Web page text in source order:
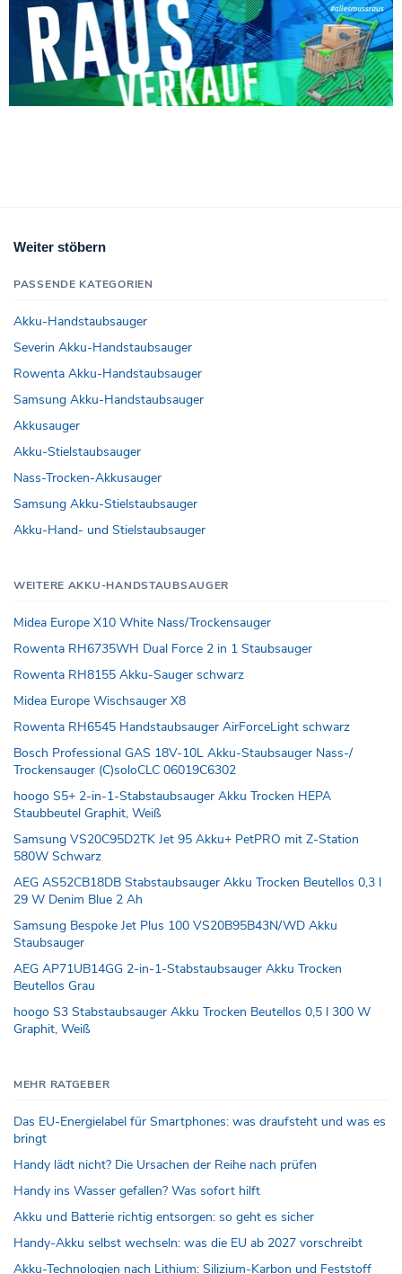
Weiter stöbern
PASSENDE KATEGORIEN
Akku-Handstaubsauger
Severin Akku-Handstaubsauger
Rowenta Akku-Handstaubsauger
Samsung Akku-Handstaubsauger
Akkusauger
Akku-Stielstaubsauger
Nass-Trocken-Akkusauger
Samsung Akku-Stielstaubsauger
Akku-Hand- und Stielstaubsauger
WEITERE AKKU-HANDSTAUBSAUGER
Midea Europe X10 White Nass/Trockensauger
Rowenta RH6735WH Dual Force 2 in 1 Staubsauger
Rowenta RH8155 Akku-Sauger schwarz
Midea Europe Wischsauger X8
Rowenta RH6545 Handstaubsauger AirForceLight schwarz
Bosch Professional GAS 18V-10L Akku-Staubsauger Nass-/
Trockensauger (C)soloCLC 06019C6302
hoogo S5+ 2-in-1-Stabstaubsauger Akku Trocken HEPA
Staubbeutel Graphit, Weiß
Samsung VS20C95D2TK Jet 95 Akku+ PetPRO mit Z-Station
580W Schwarz
AEG AS52CB18DB Stabstaubsauger Akku Trocken Beutellos 0,3 l
29 W Denim Blue 2 Ah
Samsung Bespoke Jet Plus 100 VS20B95B43N/WD Akku
Staubsauger
AEG AP71UB14GG 2-in-1-Stabstaubsauger Akku Trocken
Beutellos Grau
hoogo S3 Stabstaubsauger Akku Trocken Beutellos 0,5 l 300 W
Graphit, Weiß
MEHR RATGEBER
Das EU-Energielabel für Smartphones: was draufsteht und was es
bringt
Handy lädt nicht? Die Ursachen der Reihe nach prüfen
Handy ins Wasser gefallen? Was sofort hilft
Akku und Batterie richtig entsorgen: so geht es sicher
Handy-Akku selbst wechseln: was die EU ab 2027 vorschreibt
Akku-Technologien nach Lithium: Silizium-Karbon und Feststoff